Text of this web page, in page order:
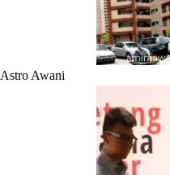
Astro Awani